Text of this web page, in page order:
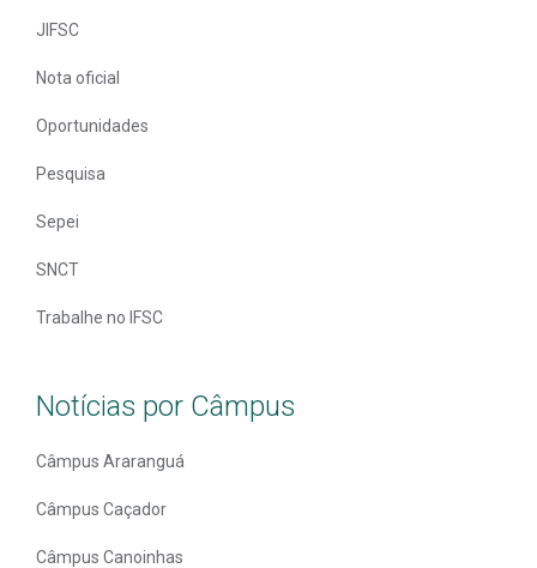
JIFSC
Nota oficial
Oportunidades
Pesquisa
Sepei
SNCT
Trabalhe no IFSC
Notícias por Câmpus
Câmpus Araranguá
Câmpus Caçador
Câmpus Canoinhas